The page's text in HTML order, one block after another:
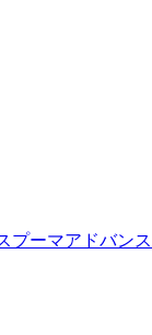
プーマアドバン